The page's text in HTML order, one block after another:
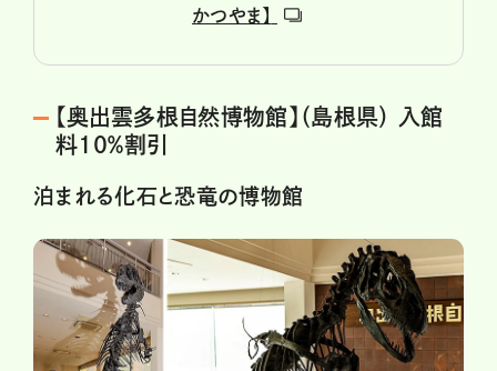
かつやま】
【奥出雲多根自然博物館】（島根県） 入館
料10％割引
泊まれる化石と恐竜の博物館